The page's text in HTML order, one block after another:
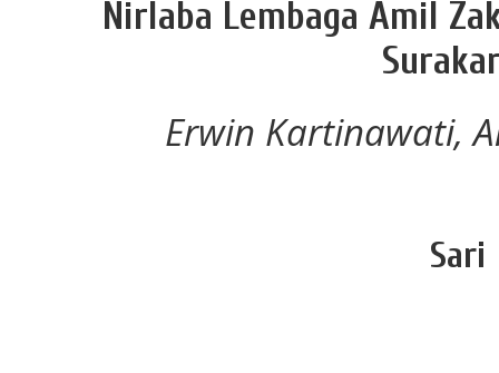
Nirlaba Lembaga Amil
Erwin Kartinawati,
Sari